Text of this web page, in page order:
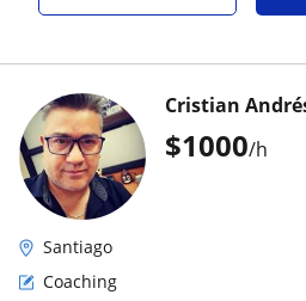
$1000/h
Cristian
Santiago
Coaching